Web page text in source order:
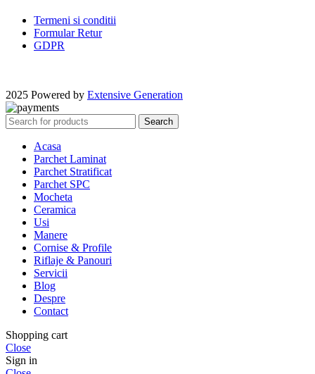
Termeni si conditii
Formular Retur
GDPR
2025 Powered by Extensive Generation
Search
Acasa
Parchet Laminat
Parchet Stratificat
Parchet SPC
Mocheta
Ceramica
Usi
Manere
Cornise & Profile
Riflaje & Panouri
Servicii
Blog
Despre
Contact
Shopping cart
Close
Sign in